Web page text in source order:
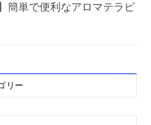
簡単で便利なアロマテラピ
リー